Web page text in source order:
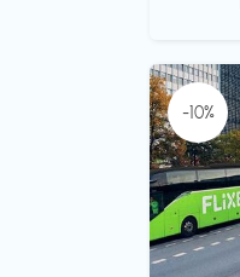
-10%